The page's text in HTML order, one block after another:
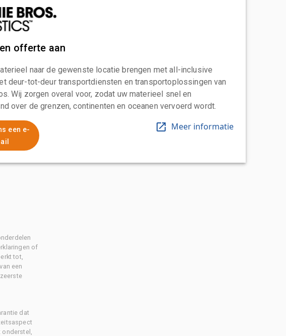
offerte aan
naar de gewenste locatie brengen met all-inclusive
deur-tot-deur transportdiensten en transportoplossingen van
Wij zorgen overal voor, zodat uw materieel snel en
over de grenzen, continenten en oceanen vervoerd wordt.
een e-
Meer informatie
of
tot,
een
dat